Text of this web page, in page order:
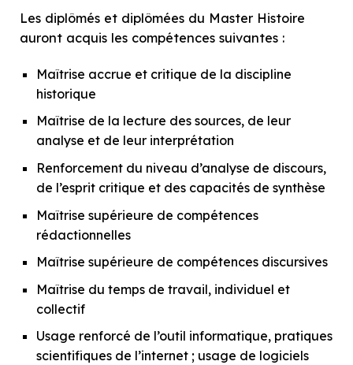
Les diplômés et diplômées du Master Histoire
auront acquis les compétences suivantes :
Maîtrise accrue et critique de la discipline
historique
Maîtrise de la lecture des sources, de leur
analyse et de leur interprétation
Renforcement du niveau d’analyse de discours,
de l’esprit critique et des capacités de synthèse
Maîtrise supérieure de compétences
rédactionnelles
Maîtrise supérieure de compétences discursives
Maîtrise du temps de travail, individuel et
collectif
Usage renforcé de l’outil informatique, pratiques
scientifiques de l’internet ; usage de logiciels